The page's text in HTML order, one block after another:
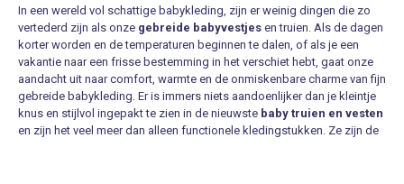
In een wereld vol schattige babykleding, zijn er weinig dingen die zo
vertederd zijn als onze gebreide babyvestjes en truien. Als de dagen
korter worden en de temperaturen beginnen te dalen, of als je een
vakantie naar een frisse bestemming in het verschiet hebt, gaat onze
aandacht uit naar comfort, warmte en de onmiskenbare charme van fijn
gebreide babykleding. Er is immers niets aandoenlijker dan je kleintje
knus en stijlvol ingepakt te zien in de nieuwste baby truien en vesten
en zijn het veel meer dan alleen functionele kledingstukken. Ze zijn de